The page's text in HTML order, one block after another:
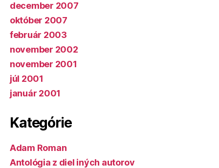
december 2007
október 2007
február 2003
november 2002
november 2001
júl 2001
január 2001
Kategórie
Adam Roman
Antológia z diel iných autorov